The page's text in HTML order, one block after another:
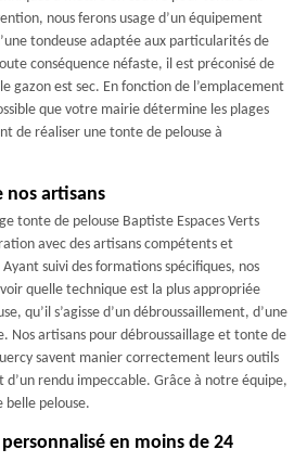
nous ferons usage d’un équipement
tondeuse adaptée aux particularités de
conséquence néfaste, il est préconisé de
gazon est sec. En fonction de l’emplacement
que votre mairie détermine les plages
de réaliser une tonte de pelouse à
nos artisans
tonte de pelouse Baptiste Espaces Verts
avec des artisans compétents et
suivi des formations spécifiques, nos
quelle technique est la plus appropriée
qu’il s’agisse d’un débroussaillement, d’une
Nos artisans pour débroussaillage et tonte de
savent manier correctement leurs outils
rendu impeccable. Grâce à notre équipe,
belle pelouse.
en moins de 24